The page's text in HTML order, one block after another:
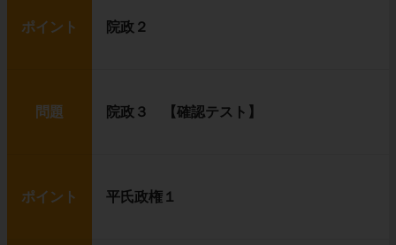
ポイント 院政２
問題 院政３ 【確認テスト】
ポイント 平氏政権１